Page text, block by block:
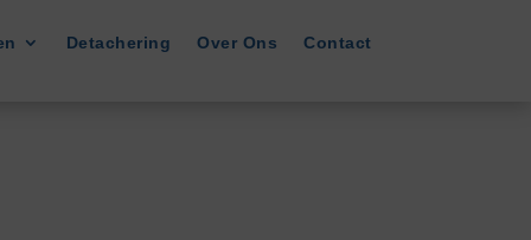
Detachering Over Ons Contact